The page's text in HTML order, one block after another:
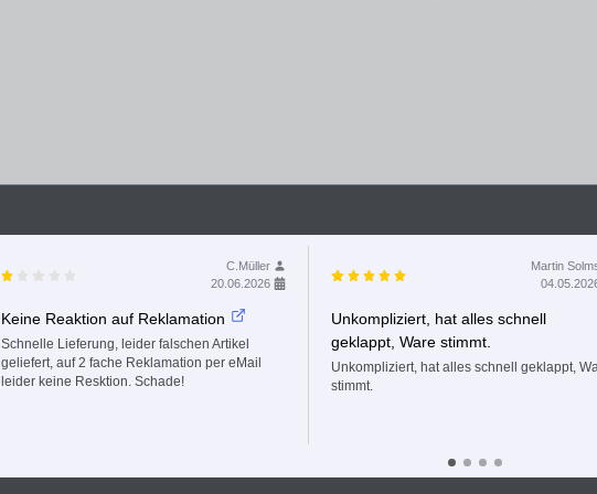
C.Müller
20.06.2026
Keine Reaktion auf Reklamation
Schnelle Lieferung, leider falschen Artikel
geliefert, auf 2 fache Reklamation per eMail
leider keine Resktion. Schade!
Martin
Unkompliziert, hat alles schnell
geklappt, Ware stimmt.
Unkompliziert, hat alles schnell geklappt,
stimmt.